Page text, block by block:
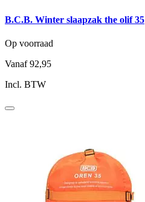
B.C.B. Winter slaapzak the olif 35
Op voorraad
Vanaf 92,95
Incl. BTW